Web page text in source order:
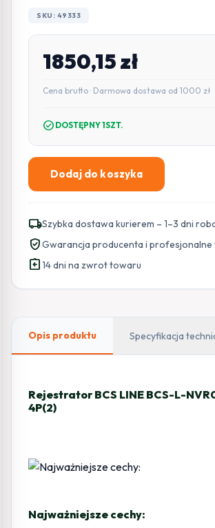
SKU: 49333
1850,15zł
Cena brutto · Darmowa dostawa od 1000 zł
check_circle DOSTĘPNY 1SZT.
ilość
LINE
BCS-
L-
Dodaj do koszyka
local_shippingSzybka dostawa kurierem – 1–3 dni
verified_userGwarancja producenta i profesjonalne
assignment_return14 dni na zwrot towaru
Opis produktu Specyfikacja
Rejestrator BCS LINE BCS-L-
4P(2)
Najważniejsze cechy: